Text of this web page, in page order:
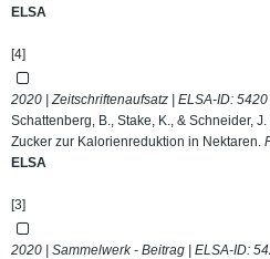
ELSA
[4]
2020 | Zeitschriftenaufsatz | ELSA-ID: 5420
Schattenberg, B., Stake, K., & Schneider,
Zucker zur Kalorienreduktion in Nektaren.
ELSA
[3]
2020 | Sammelwerk - Beitrag | ELSA-ID: